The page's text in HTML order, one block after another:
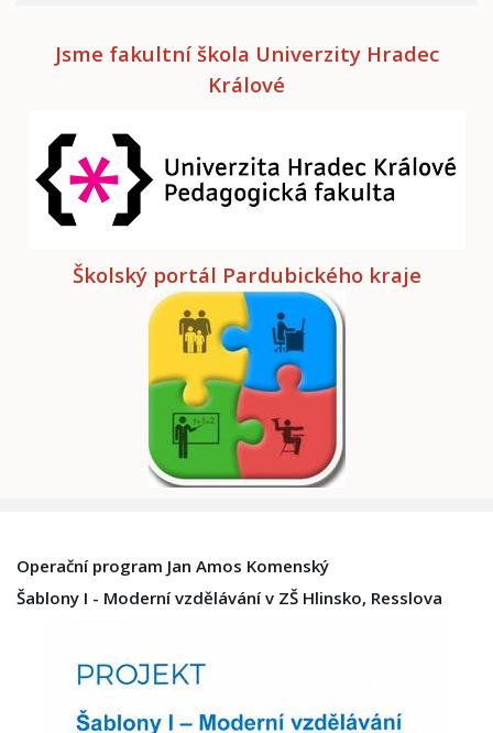
Jsme fakultní škola Univerzity Hradec
Králové
Školský portál Pardubického kraje
Operační program Jan Amos Komenský
Šablony I - Moderní vzdělávání v ZŠ Hlinsko, Resslova